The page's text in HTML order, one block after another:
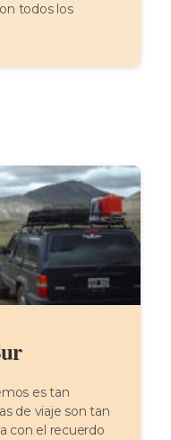
todos los
es tan
de viaje son tan
con el recuerdo